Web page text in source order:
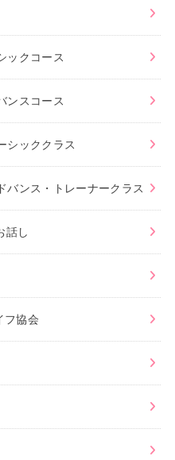
ックコース
ンスコース
シッククラス
ンス・トレーナークラス
話し
フ協会